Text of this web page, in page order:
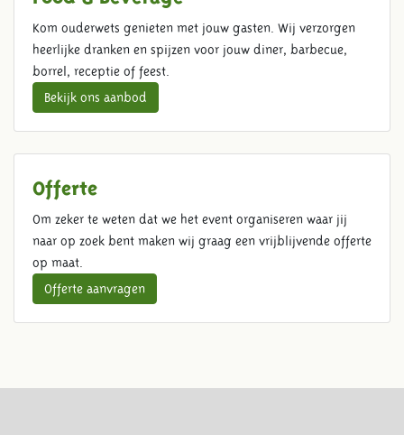
Kom ouderwets genieten met jouw gasten. Wij verzorgen
heerlijke dranken en spijzen voor jouw diner, barbecue,
borrel, receptie of feest.
Bekijk ons aanbod
Offerte
Om zeker te weten dat we het event organiseren waar jij
naar op zoek bent maken wij graag een vrijblijvende offerte
op maat.
Offerte aanvragen